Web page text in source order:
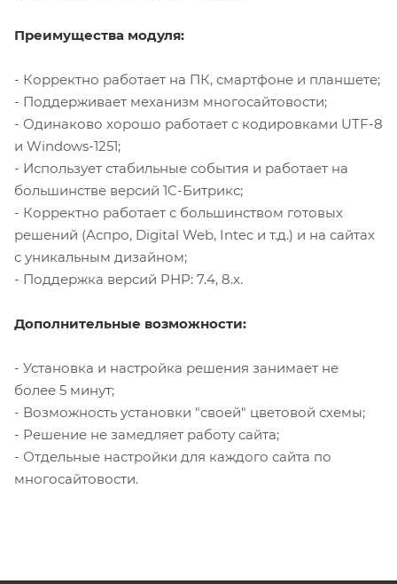
Преимущества модуля:
- Корректно работает на ПК, смартфоне и планшете;
- Поддерживает механизм многосайтовости;
- Одинаково хорошо работает с кодировками UTF-8
и Windows-1251;
- Использует стабильные события и работает на
большинстве версий 1С-Битрикс;
- Корректно работает с большинством готовых
решений (Аспро, Digital Web, Intec и т.д.) и на сайтах
с уникальным дизайном;
- Поддержка версий PHP: 7.4, 8.x.
Дополнительные возможности:
- Установка и настройка решения занимает не
более 5 минут;
- Возможность установки "своей" цветовой схемы;
- Решение не замедляет работу сайта;
- Отдельные настройки для каждого сайта по
многосайтовости.